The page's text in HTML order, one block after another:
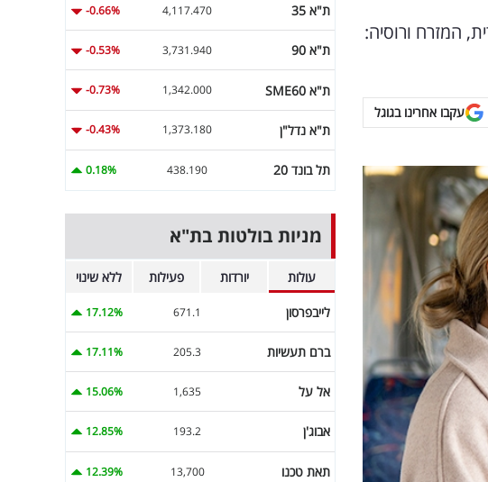
המזרח ורוסיה:
עקבו אחרינו בגוגל
ת"א 35 4,117.470
-0.66%
ת"א 90 3,731.940
-0.53%
ת"א SME60 1,342.000
-0.73%
ת"א נדל"ן 1,373.180
-0.43%
תל בונד 20 438.190
0.18%
מניות בולטות בת"א
עולות יורדות פעילות ללא שינוי
לייבפרסון 671.1
17.12%
ברם תעשיות 205.3
17.11%
אל על 1,635
15.06%
אבוג'ן 193.2
12.85%
תאת טכנו 13,700
12.39%